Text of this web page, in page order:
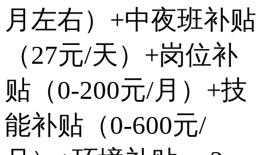
月左右）+中夜班补贴
（27元/天）+岗位补
贴（0-200元/月）+技
能补贴（0-600元/